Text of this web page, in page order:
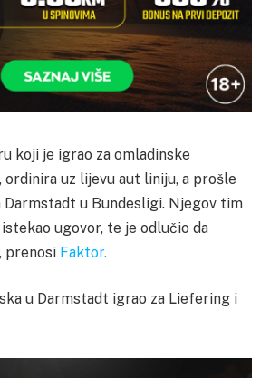
koji je igrao za omladinske
uz lijevu aut liniju, a prošle
Darmstadt u Bundesligi. Njegov tim
ugovor, te je odlučio da
prenosi Faktor.
u Darmstadt igrao za Liefering i